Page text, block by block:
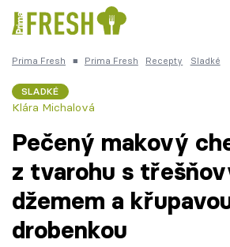
Česká kuchyně
Témata
Prima Fresh ■ Prima Fresh Recepty Sladké
SLADKÉ
Klára Michalová
Pečený makový
z tvarohu s
džemem a
drobenkou